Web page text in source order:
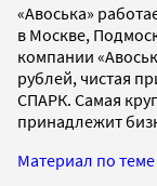
«Авоська»
в Москве,
компании
рублей, чистая
СПАРК. Самая
принадлежит
Материал по теме